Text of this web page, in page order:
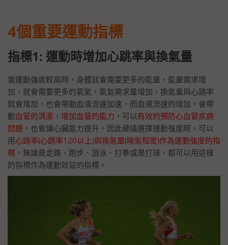
4個重要運動指標
指標1: 運動時增加心跳率與換氣量
當運動強度較高時，身體就會需要更多的能量，能量需求增
加，就會需要更多的氧氣，氧氣需求量增加，換氣量與心跳率
就會增加，也會帶動血液流速加速，而血液流速的增加，會帶
動血管的清潔 ， 增加血管的能力 ，可以有效的預防心血管疾病
問題 ，也會讓心臟能力提升。因此建議選擇運動強度時，可以
用心跳率(心跳率120以上)與換氣量(喘氣程度)作為運動強度的指
標 ，無論是走路、跑步、游泳、打拳或是打球，都可以用這樣
的指標作為運動效益的指標。